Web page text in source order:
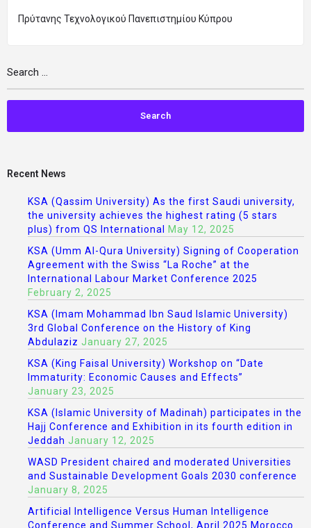
Πρύτανης Τεχνολογικού Πανεπιστημίου Κύπρου
Recent News
KSA (Qassim University) As the first Saudi university,
the university achieves the highest rating (5 stars
plus) from QS International
May 12, 2025
KSA (Umm Al-Qura University) Signing of Cooperation
Agreement with the Swiss “La Roche” at the
International Labour Market Conference 2025
February 2, 2025
KSA (Imam Mohammad Ibn Saud Islamic University)
3rd Global Conference on the History of King
Abdulaziz January 27, 2025
KSA (King Faisal University) Workshop on “Date
Immaturity: Economic Causes and Effects”
January 23, 2025
KSA (Islamic University of Madinah) participates in the
Hajj Conference and Exhibition in its fourth edition in
Jeddah January 12, 2025
WASD President chaired and moderated Universities
and Sustainable Development Goals 2030 conference
January 8, 2025
Artificial Intelligence Versus Human Intelligence
Conference and Summer School, April 2025 Morocco